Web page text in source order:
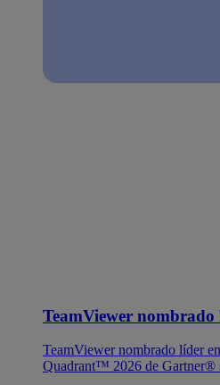
TeamViewer
TeamViewer nombrado líder
Quadrant™ 2026 de Gartner®